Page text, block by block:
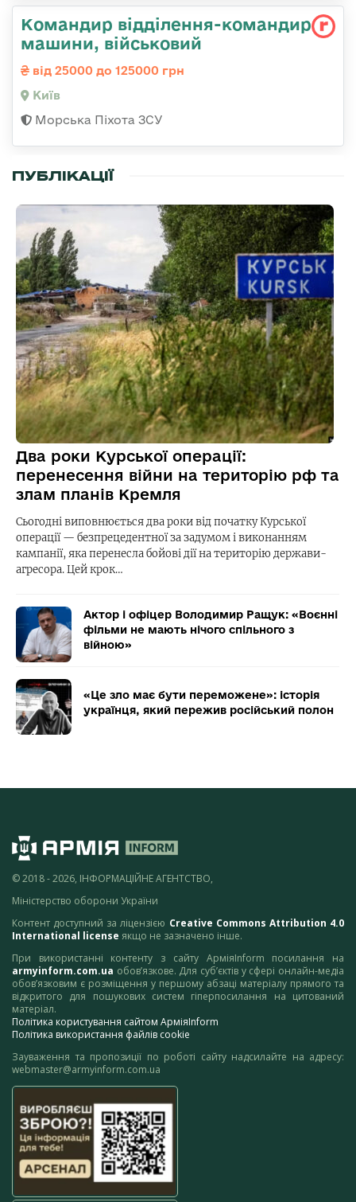
Командир відділення-командир
машини, військовий
від 25000 до 125000 грн
Київ
Морська Піхота ЗСУ
ПУБЛІКАЦІЇ
Два роки Курської операції:
перенесення війни на територію рф та
злам планів Кремля
Сьогодні виповнюється два роки від початку Курської
операції — безпрецедентної за задумом і виконанням
кампанії, яка перенесла бойові дії на територію держави-
агресора. Цей крок…
Актор і офіцер Володимир Ращук: «Воєнні
фільми не мають нічого спільного з
війною»
«Це зло має бути переможене»: історія
українця, який пережив російський полон
© 2018 - 2026, ІНФОРМАЦІЙНЕ АГЕНТСТВО,
Міністерство оборони України
Контент доступний за ліцензією Creative Commons Attribution 4.0
International license якщо не зазначено інше.
При використанні контенту з сайту АрміяInform посилання на
armyinform.com.ua обов’язкове. Для суб’єктів у сфері онлайн-медіа
обов’язковим є розміщення у першому абзаці матеріалу прямого та
відкритого для пошукових систем гіперпосилання на цитований
матеріал.
Політика користування сайтом АрміяInform
Політика використання файлів cookie
Зауваження та пропозиції по роботі сайту надсилайте на адресу:
webmaster@armyinform.com.ua